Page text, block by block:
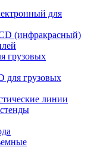
для
(инфракрасный)
грузовых
для грузовых
линии